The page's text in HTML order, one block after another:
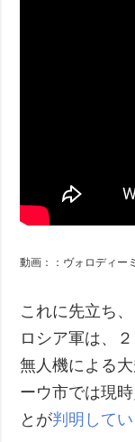
動画：：ヴォロディー
これに先立ち
ロシア軍は、
無人機による
ーウ市では現
とが判明してい